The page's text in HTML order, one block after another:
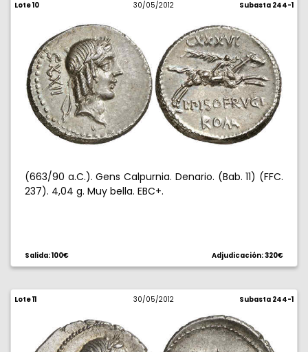
Lote 10 30/05/2012 Subasta 244-1
(663/90 a.C.). Gens Calpurnia. Denario. (Bab. 11) (FFC.
237). 4,04 g. Muy bella. EBC+.
Salida: 100€ Adjudicación: 320€
Lote 11 30/05/2012 Subasta 244-1